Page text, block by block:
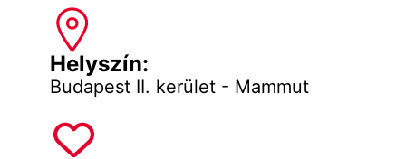
Helyszín:
Budapest II. kerület - Mammut